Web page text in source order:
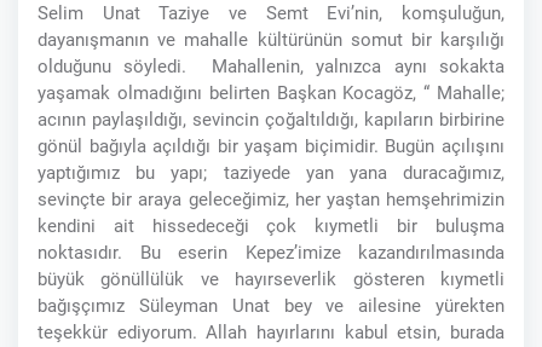
Selim Unat Taziye ve Semt Evi’nin, komşuluğun,
dayanışmanın ve mahalle kültürünün somut bir karşılığı
olduğunu söyledi. Mahallenin, yalnızca aynı sokakta
yaşamak olmadığını belirten Başkan Kocagöz, “ Mahalle;
acının paylaşıldığı, sevincin çoğaltıldığı, kapıların birbirine
gönül bağıyla açıldığı bir yaşam biçimidir. Bugün açılışını
yaptığımız bu yapı; taziyede yan yana duracağımız,
sevinçte bir araya geleceğimiz, her yaştan hemşehrimizin
kendini ait hissedeceği çok kıymetli bir buluşma
noktasıdır. Bu eserin Kepez’imize kazandırılmasında
büyük gönüllülük ve hayırseverlik gösteren kıymetli
bağışçımız Süleyman Unat bey ve ailesine yürekten
teşekkür ediyorum. Allah hayırlarını kabul etsin, burada